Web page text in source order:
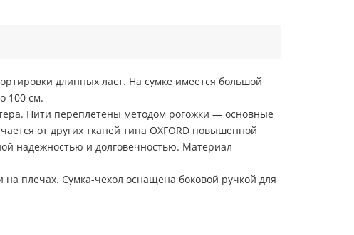
длинных ласт. На сумке имеется большой
100 см.
Нити переплетены методом рогожки — основные
от других тканей типа OXFORD повышенной
надежностью и долговечностью. Материал
плечах. Сумка-чехол оснащена боковой ручкой для